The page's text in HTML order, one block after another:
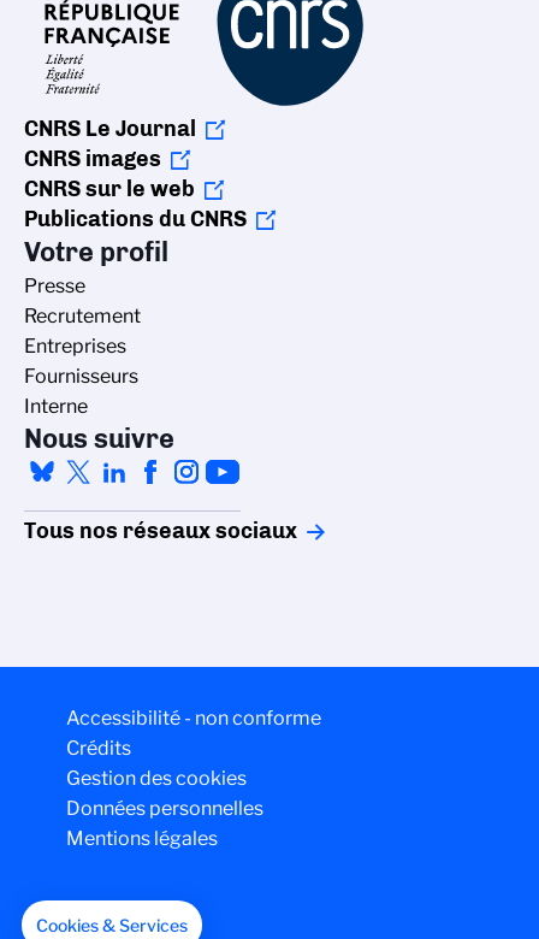
CNRS Le Journal
CNRS images
CNRS sur le web
Publications du CNRS
Votre profil
Presse
Recrutement
Entreprises
Fournisseurs
Interne
Nous suivre
Tous nos réseaux sociaux
Accessibilité - non conforme
Crédits
Gestion des cookies
Données personnelles
Mentions légales
Cookies & Services